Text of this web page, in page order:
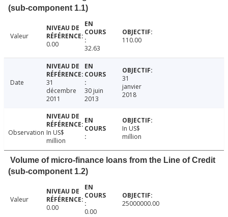
(sub-component 1.1)
Valeur
0.00
32.63
110.00
Date
31
décembre
2011
30 juin
2013
31
janvier
2018
Observation In US$
million
In US$
million
Volume of micro-finance loans from the Line of Credit
(sub-component 1.2)
Valeur
0.00
0.00
25000000.00